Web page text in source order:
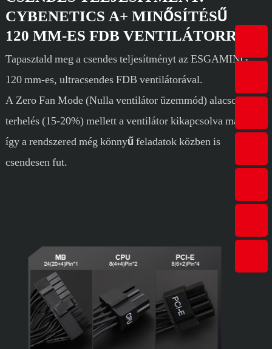
CYBENETICS A+ MINŐSÍTÉSŰ
120 MM-ES FDB VENTILÁTORRAL
Tapasztald meg a csendes teljesítményt az ESGAMING
120 mm-es, ultracsendes FDB ventilátorával.
A Zero Fan Mode (Nulla ventilátor üzemmód) alacsony
terhelés (15-20%) mellett a ventilátor kikapcsolva marad,
így a rendszered még könnyű feladatok közben is
csendesen fut.